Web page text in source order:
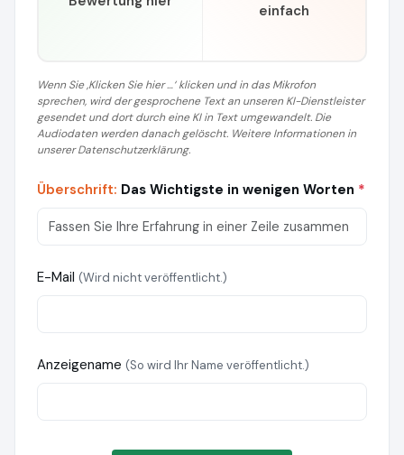
einfach
Wenn Sie ‚Klicken Sie hier …‘ klicken und in das Mikrofon
sprechen, wird der gesprochene Text an unseren KI-Dienstleister
gesendet und dort durch eine KI in Text umgewandelt. Die
Audiodaten werden danach gelöscht. Weitere Informationen in
unserer Datenschutzerklärung.
Überschrift: Das Wichtigste in wenigen Worten *
E-Mail (Wird nicht veröffentlicht.)
Anzeigename (So wird Ihr Name veröffentlicht.)